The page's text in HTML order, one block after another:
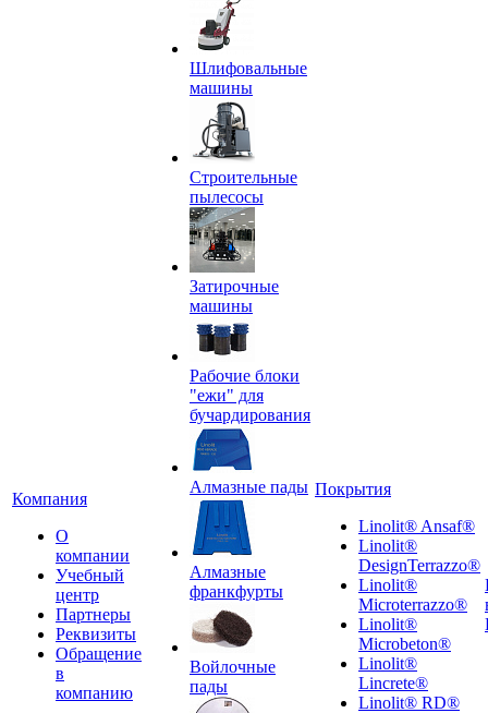
Компания
О
компании
Учебный
центр
Партнеры
Реквизиты
Обращение
в
компанию
Шлифовальные
машины
Строительные
пылесосы
Затирочные
машины
Рабочие блоки
"ежи" для
бучардирования
Алмазные пады
Алмазные
франкфурты
Войлочные
пады
Покрытия
Linolit® Ansaf®
Linolit®
DesignTerrazzo®
Linolit®
Microterrazzo®
Linolit®
Microbeton®
Linolit®
Lincrete®
Linolit® RD®